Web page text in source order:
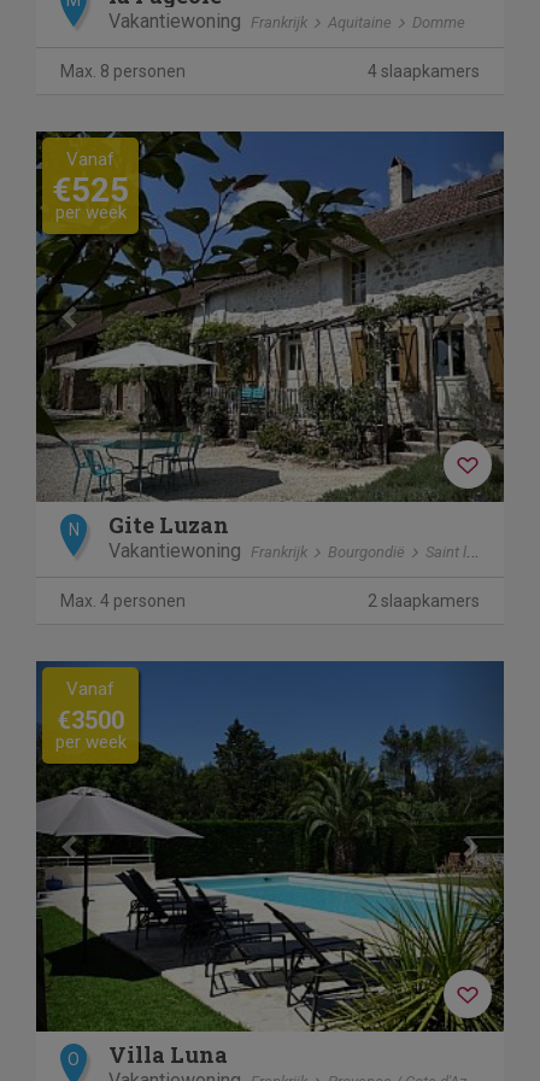
Vakantiewoning Frankrijk Aquitaine Domme
Max. 8 personen 4 slaapkamers
Previous Next
Vanaf
€525
per week
N Gite Luzan
Vakantiewoning Frankrijk Bourgondië Saint leger sous Beuvray
Max. 4 personen 2 slaapkamers
Previous
Vanaf
€3500
per week
O Villa Luna